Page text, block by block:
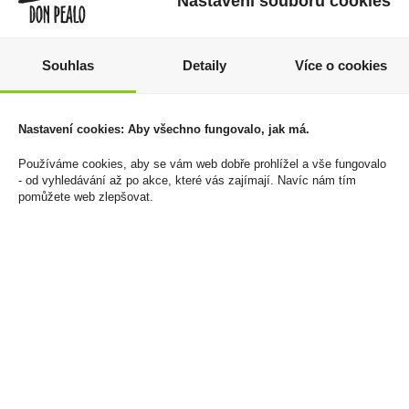
Bacardi Carta Blanca 1l
37,5%
469 Kč
Skladem:50 - 100 ks
Zapalovač Silver Match
500 Kč
Cena za:1 ks
Skladem:5 - 50 ks
Souhlas Detaily Více o cookies
Nastavení cookies: Aby všechno fungovalo, jak má.
Používáme cookies, aby se vám web dobře prohlížel a vše fungovalo
- od vyhledávání až po akce, které vás zajímají. Navíc nám tím
pomůžete web zlepšovat.